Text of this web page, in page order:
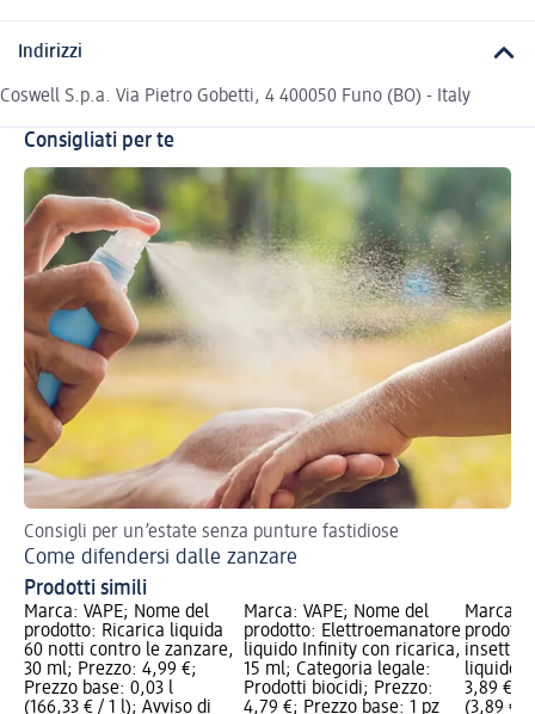
Indirizzi
Coswell S.p.a. Via Pietro Gobetti, 4 400050 Funo (BO) - Italy
Consigliati per te
Consigli per un’estate senza punture fastidiose
Come difendersi dalle zanzare
Prodotti simili
Marca: VAPE; Nome del
prodotto: Ricarica liquida
60 notti contro le zanzare,
30 ml; Prezzo: 4,99 €;
Prezzo base: 0,03 l
(166,33 € / 1 l); Avviso di
Marca: VAPE; Nome del
prodotto: Elettroemanatore
liquido Infinity con ricarica,
15 ml; Categoria legale:
Prodotti biocidi; Prezzo:
4,79 €; Prezzo base: 1 pz
Marca:
liquido,
3,89 €;
(3,89 € /